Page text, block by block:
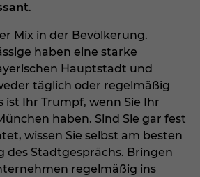
.
Mix in der Bevölkerung.
haben eine starke
Hauptstadt und
täglich oder regelmäßig
ist Ihr Trumpf, wenn Sie Ihr
haben. Sind Sie gar fest
wissen Sie selbst am besten
des Stadtgesprächs. Bringen
regelmäßig ins